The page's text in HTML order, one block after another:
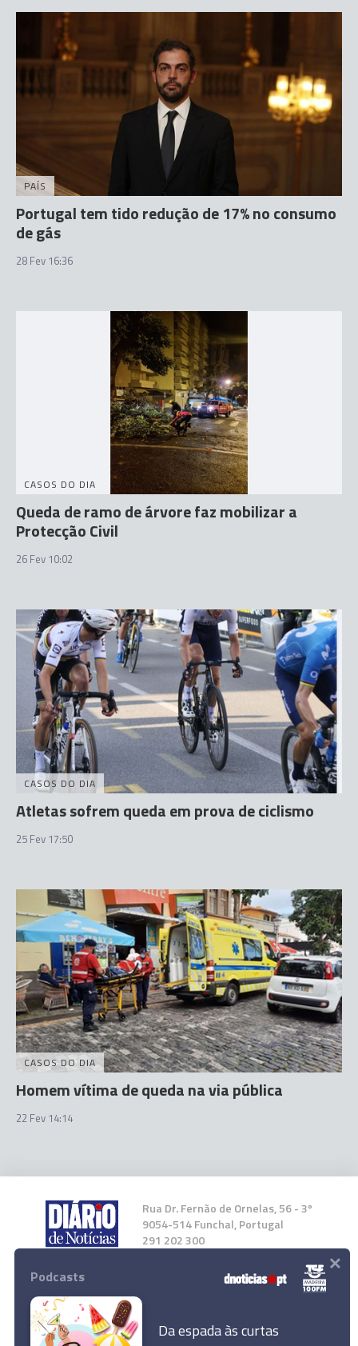
PAÍS
Portugal tem tido redução de 17% no consumo
de gás
28 Fev 16:36
CASOS DO DIA
Queda de ramo de árvore faz mobilizar a
Protecção Civil
26 Fev 10:02
CASOS DO DIA
Atletas sofrem queda em prova de ciclismo
25 Fev 17:50
CASOS DO DIA
Homem vítima de queda na via pública
22 Fev 14:14
Rua Dr. Fernão de Ornelas, 56 - 3º
9054-514 Funchal, Portugal
291 202 300
Instale a nossa App
Podcasts
Da espada às curtas
×